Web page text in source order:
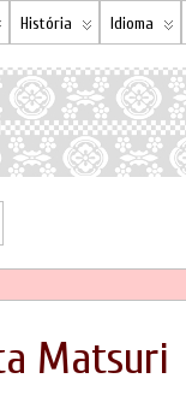
História Idioma
Matsuri